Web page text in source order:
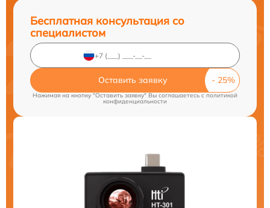
Бесплатная консультация со
специалистом
Оставить заявку
Нажимая на кнопку "Оставить заявку" Вы соглашаетесь cполитикой
конфиденциальности